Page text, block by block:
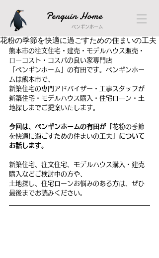
Penguin Home
ペンギンホーム
花粉の季節を快適に過ごすための住まいの工夫
熊本市の注文住宅・建売・モデルハウス販売・
ローコスト・コスパの良い家専門店
「ペンギンホーム」の有田です。ペンギンホー
ムは熊本市で、
新築住宅の専門アドバイザー・工事スタッフが
新築住宅・モデルハウス購入・住宅ローン・土
地探しまでご提案いたします。
今回は、ペンギンホームの有田が「 花粉の季節
を快適に過ごすための住まいの工夫 」について
お話します。
新築住宅、注文住宅、モデルハウス購入・建売
購入などご検討中の方や、
土地探し、住宅ローンお悩みのある方は、ぜひ
最後までお読みください。